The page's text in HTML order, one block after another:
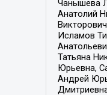
Чанышева
Анатолий
Исламов
Татьяна
Юрьевна,
Андрей